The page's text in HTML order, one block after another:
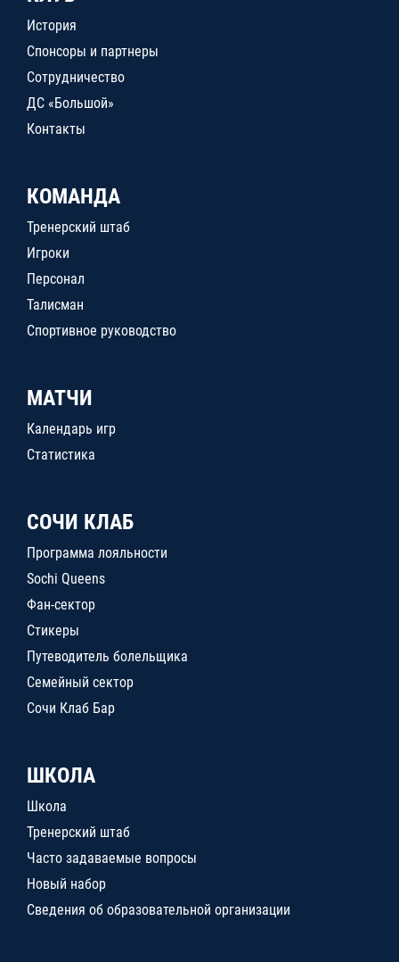
История
Спонсоры и партнеры
Сотрудничество
ДС «Большой»
Контакты
КОМАНДА
Тренерский штаб
Игроки
Персонал
Талисман
Спортивное руководство
МАТЧИ
Календарь игр
Статистика
СОЧИ КЛАБ
Программа лояльности
Sochi Queens
Фан-сектор
Стикеры
Путеводитель болельщика
Семейный сектор
Сочи Клаб Бар
ШКОЛА
Школа
Тренерский штаб
Часто задаваемые вопросы
Новый набор
Сведения об образовательной организации